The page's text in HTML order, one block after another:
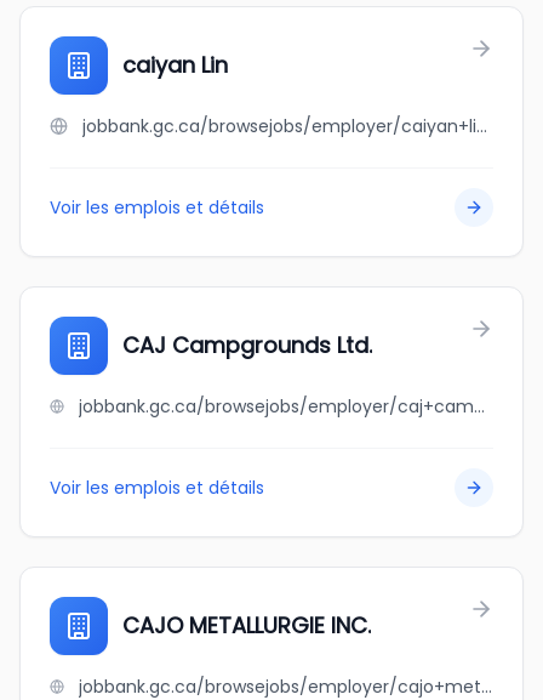
caiyan Lin
jobbank.gc.ca/browsejobs/employer/caiyan+lin/ca
Voir les emplois et détails
CAJ Campgrounds Ltd.
jobbank.gc.ca/browsejobs/employer/caj+campgrounds+ltd./ca
Voir les emplois et détails
CAJO METALLURGIE INC.
jobbank.gc.ca/browsejobs/employer/cajo+metallurgie+inc./ca